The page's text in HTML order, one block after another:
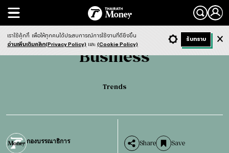
Search
Business Trends
Business
Trends
กองบรรณาธิการ Share Save
- ก + ก Dark ฟังข่าว
เราใช้คุ้กกี้ เพื่อให้ทุกคนได้ประสบการณ์การใช้งานที่ดียิ่งขึ้น
อ่านเพิ่มเติมคลิก(Privacy Policy) และ (Cookie Policy)
รับทราบ